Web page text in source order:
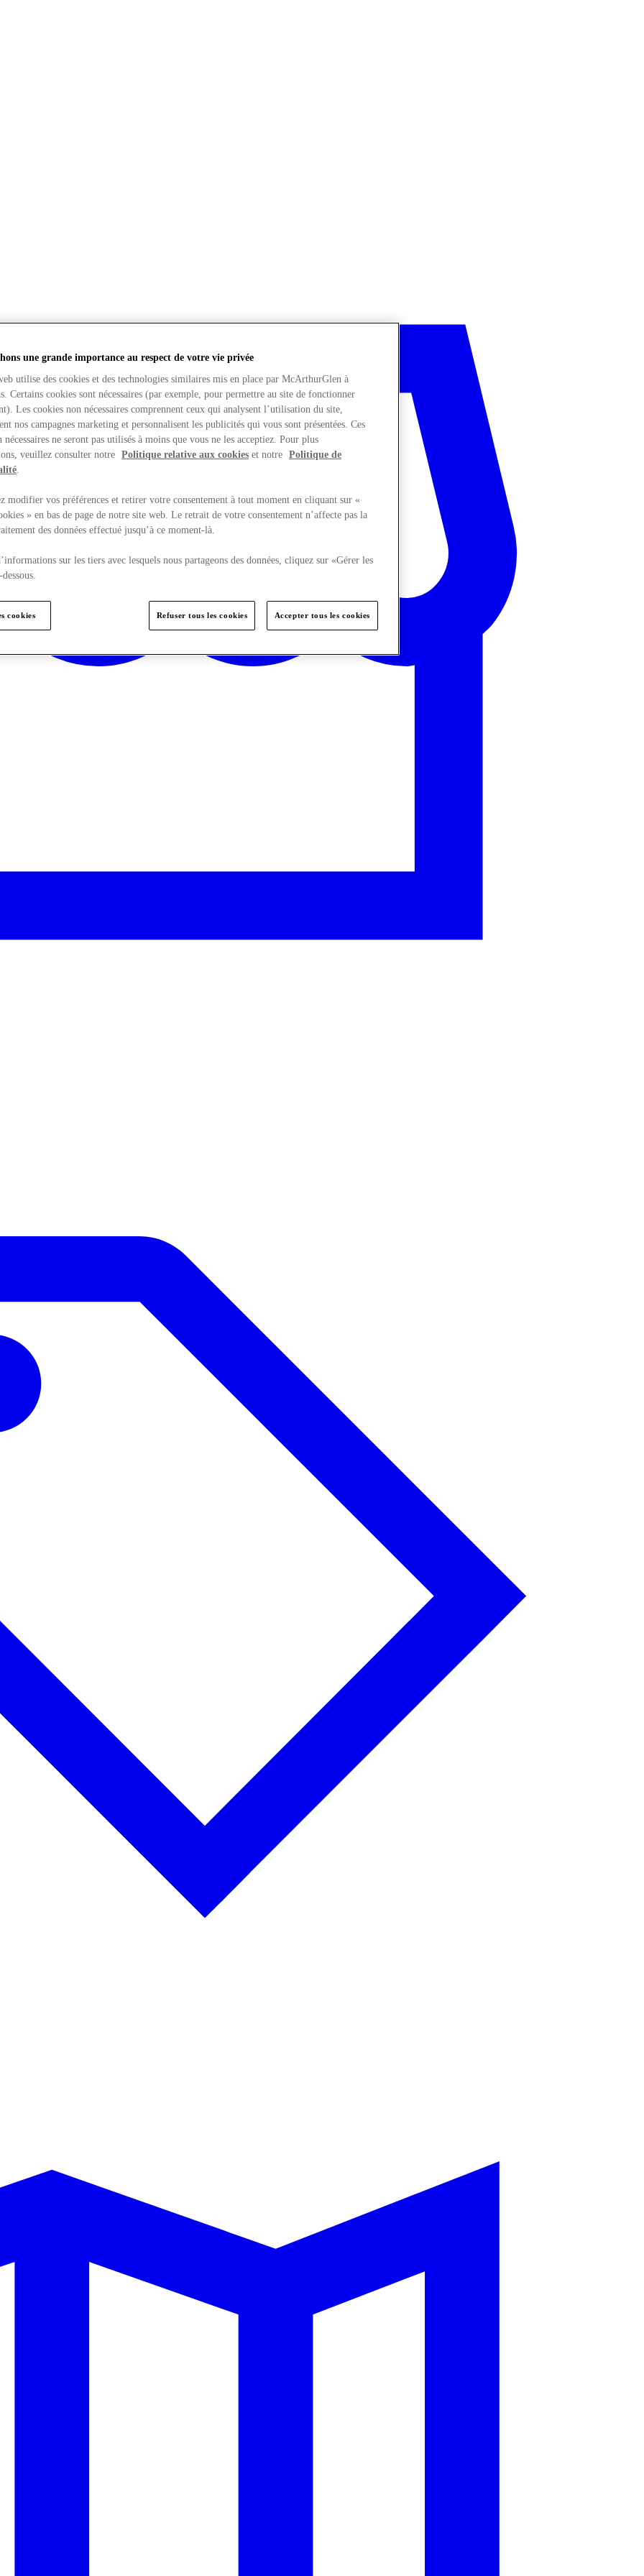
une grande importance au respect de votre vie privée
utilise des cookies et des technologies similaires mis en place par McArthurGlen à
Certains cookies sont nécessaires (par exemple, pour permettre au site de fonctionner
Les cookies non nécessaires comprennent ceux qui analysent l’utilisation du site,
nos campagnes marketing et personnalisent les publicités qui vous sont présentées. Ces
nécessaires ne seront pas utilisés à moins que vous ne les acceptiez. Pour plus
veuillez consulter notre Politique relative aux cookies et notre Politique de
.
modifier vos préférences et retirer votre consentement à tout moment en cliquant sur «
» en bas de page de notre site web. Le retrait de votre consentement n’affecte pas la
des données effectué jusqu’à ce moment-là.
sur les tiers avec lesquels nous partageons des données, cliquez sur «Gérer les
cookies Refuser tous les cookies Accepter tous les cookies